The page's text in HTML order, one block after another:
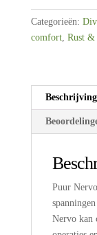
aantal
Categorieën:
comfort, Rust &
Beschrijving
Puur
Nervo kan